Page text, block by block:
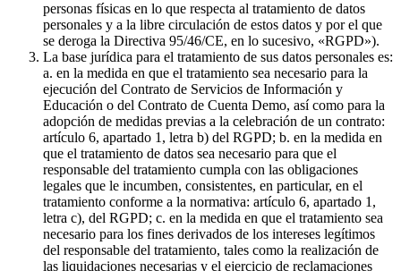
personas físicas en lo que respecta al tratamiento de datos
personales y a la libre circulación de estos datos y por el que
se deroga la Directiva 95/46/CE, en lo sucesivo, «RGPD»).
La base jurídica para el tratamiento de sus datos personales es:
a. en la medida en que el tratamiento sea necesario para la
ejecución del Contrato de Servicios de Información y
Educación o del Contrato de Cuenta Demo, así como para la
adopción de medidas previas a la celebración de un contrato:
artículo 6, apartado 1, letra b) del RGPD; b. en la medida en
que el tratamiento de datos sea necesario para que el
responsable del tratamiento cumpla con las obligaciones
legales que le incumben, consistentes, en particular, en el
tratamiento conforme a la normativa: artículo 6, apartado 1,
letra c), del RGPD; c. en la medida en que el tratamiento sea
necesario para los fines derivados de los intereses legítimos
del responsable del tratamiento, tales como la realización de
las liquidaciones necesarias y el ejercicio de reclamaciones